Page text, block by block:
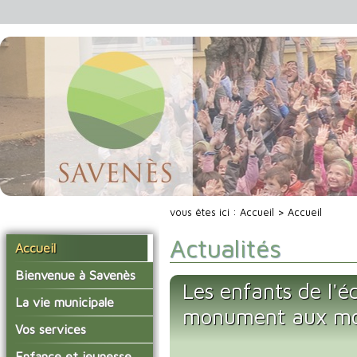
Accueil
Bienvenue à Savenès
Situer Savenès
Savenès en chiffre
L'histoire du village
La vie municipale
Vos élus
Les compte-rendus du
Vos services
La mairie
vous êtes ici : Accueil > Accueil
Actualités
Les enfants de
monument aux